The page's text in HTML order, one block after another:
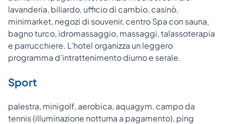
lavanderia, biliardo, ufficio di cambio, casinò,
minimarket, negozi di souvenir, centro Spa con sauna,
bagno turco, idromassaggio, massaggi, talassoterapia
e parrucchiere. L'hotel organizza un leggero
programma d’intrattenimento diurno e serale.
Sport
palestra, minigolf, aerobica, aquagym, campo da
tennis (illuminazione notturna a pagamento), ping